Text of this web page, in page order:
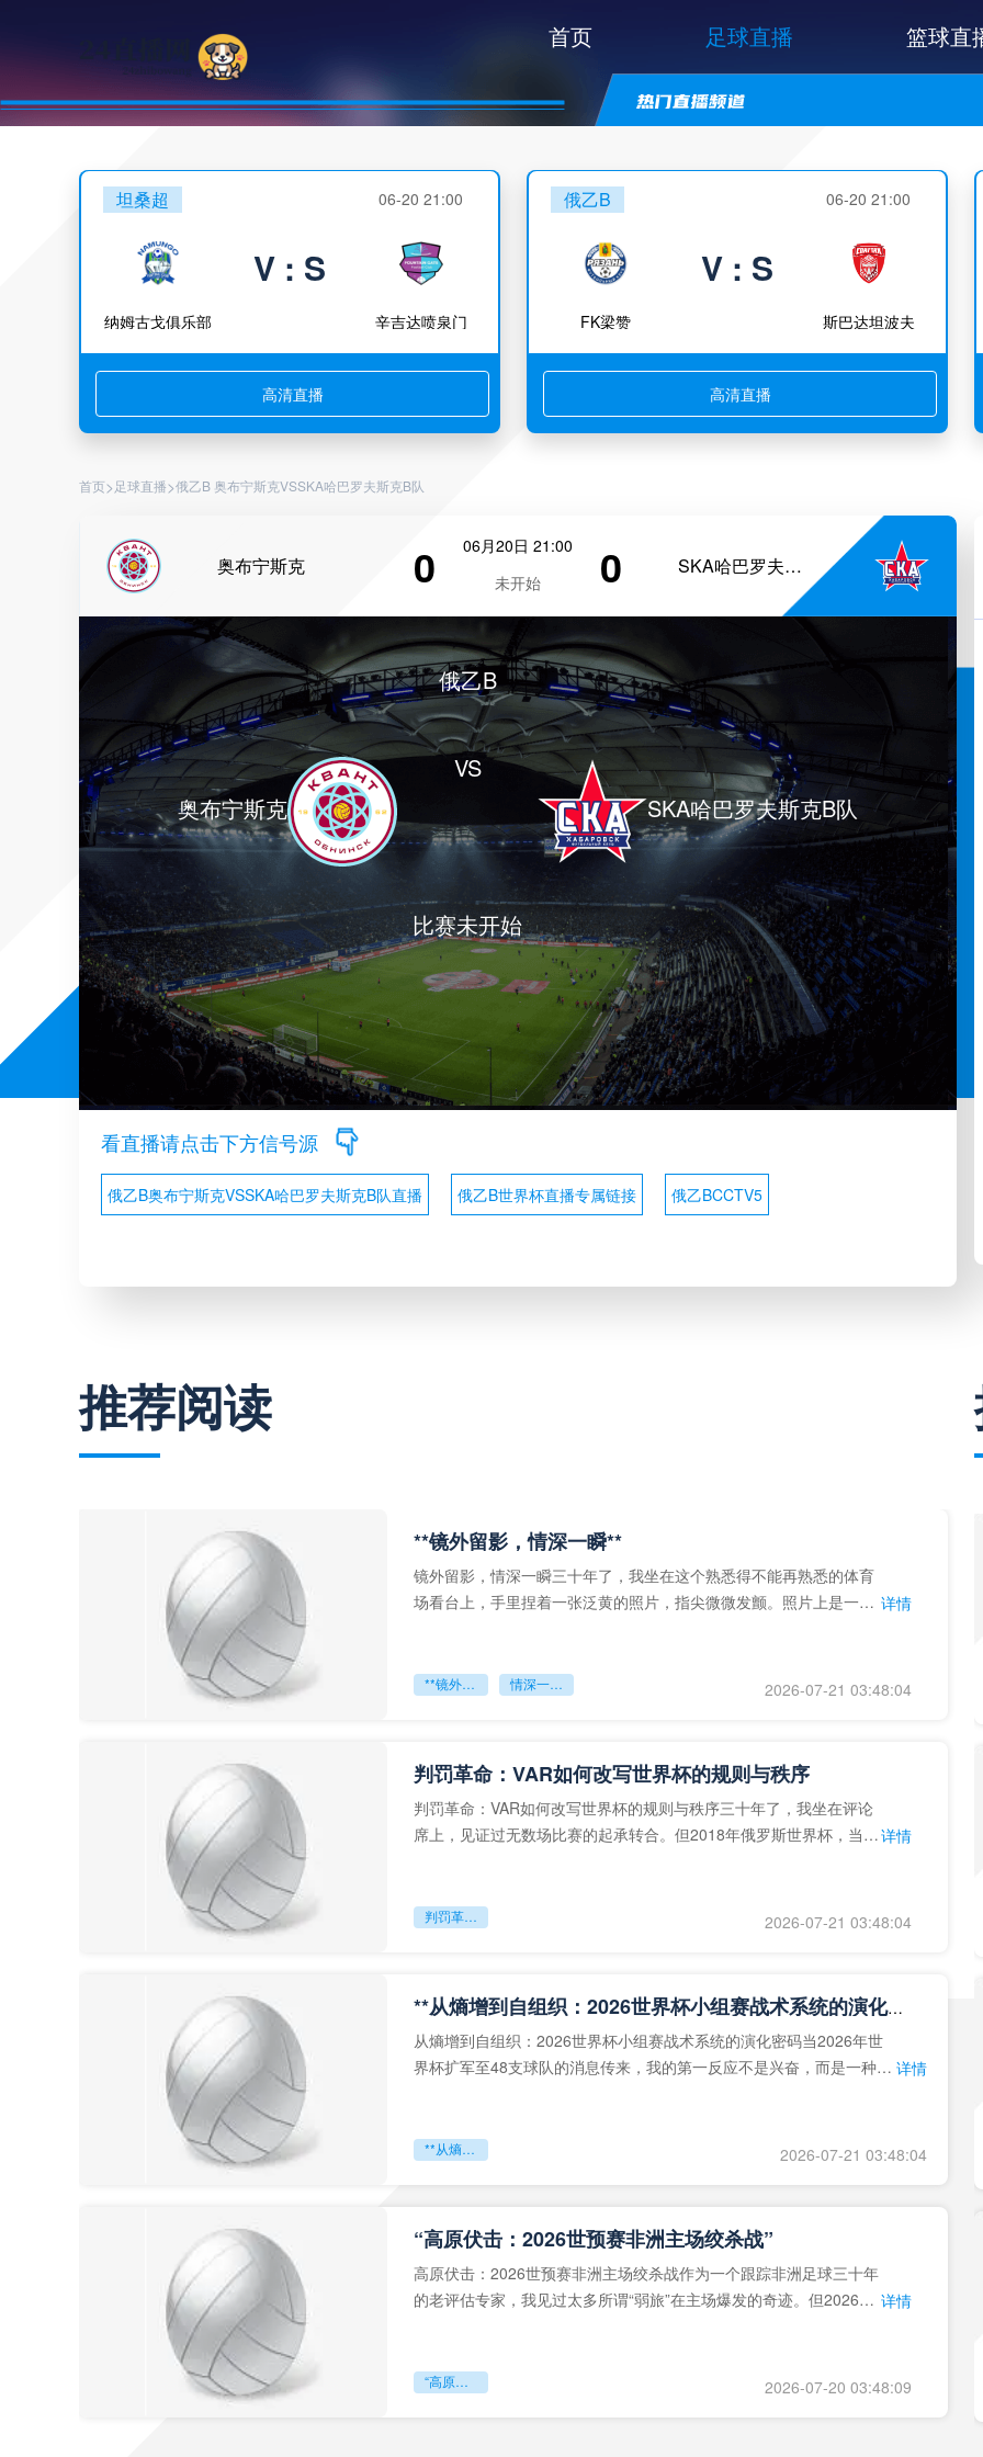
首页 足球直播 篮球直
坦桑超 06-20 21:00
纳姆古戈俱乐部
V : S
辛吉达喷泉门
高清直播
俄乙B 06-20 21:00
FK梁赞
V : S
斯巴达坦波夫
高清直播
首页> 足球直播>俄乙B 奥布宁斯克VSSKA哈巴罗夫斯克B队
奥布宁斯克 0
06月20日 21:00
未开始
0 SKA哈巴罗夫斯克B队
奥布宁斯克
俄乙B
VS
比赛未开始
SKA哈巴罗夫斯克B队
看直播请点击下方信号源
俄乙B奥布宁斯克VSSKA哈巴罗夫斯克B队直播 俄乙B世界杯直播专属链接 俄乙BCCTV5
推荐阅读
**镜外留影，情深一瞬**
镜外留影，情深一瞬三十年了，我坐在这个熟悉得不能再熟悉的体育
场看台上，手里捏着一张泛黄的照片，指尖微微发颤。照片上是一个 详情
**镜外留影 情深一瞬** 2026-07-21 03:48:04
判罚革命：VAR如何改写世界杯的规则与秩序
判罚革命：VAR如何改写世界杯的规则与秩序三十年了，我坐在评论
席上，见证过无数场比赛的起承转合。但2018年俄罗斯世界杯，当
详情
判罚革命：VAR如何改写世界杯的规则与秩序 2026-07-21 03:48:04
**从熵增到自组织：2026世界杯小组赛战术系统的演化密码**
从熵增到自组织：2026世界杯小组赛战术系统的演化密码当2026年世
界杯扩军至48支球队的消息传来，我的第一反应不是兴奋，而是一种深 详情
**从熵增到自组织：2026世界杯小组赛战术系统的演化密码** 2026-07-21 03:48:04
“高原伏击：2026世预赛非洲主场绞杀战”
高原伏击：2026世预赛非洲主场绞杀战作为一个跟踪非洲足球三十年
的老评估专家，我见过太多所谓“弱旅”在主场爆发的奇迹。但2026年 详情
“高原伏击：2026世预赛非洲主场绞杀战” 2026-07-20 03:48:09